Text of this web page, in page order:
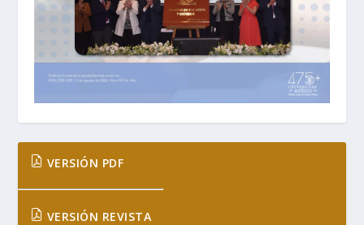
VERSIÓN PDF
VERSIÓN REVISTA